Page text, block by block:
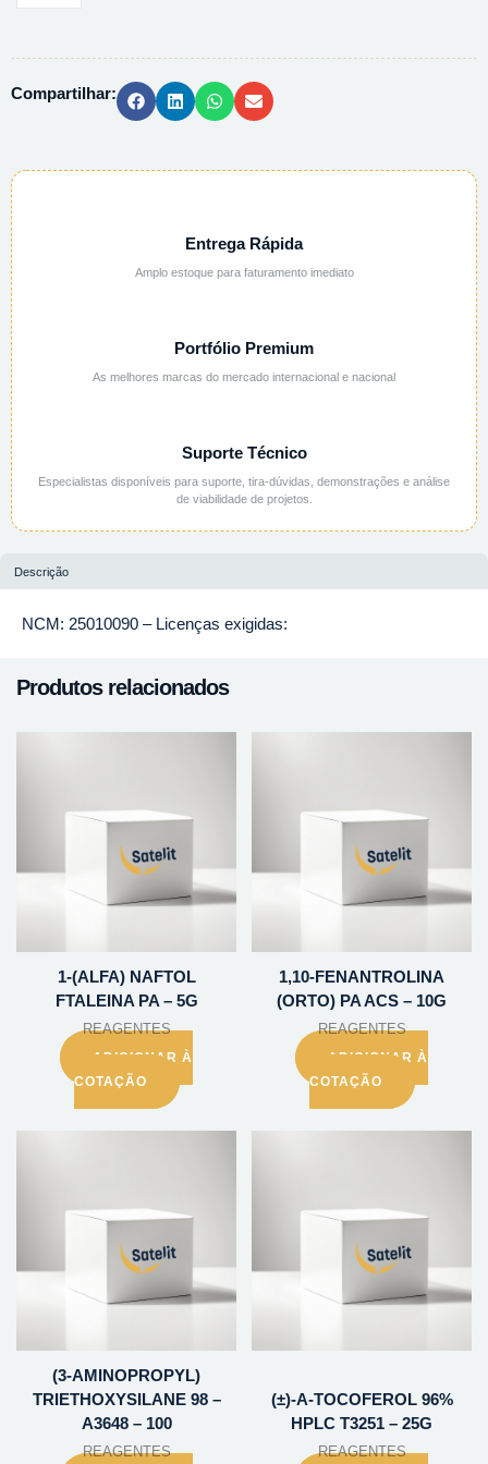
PA
100G
quantidade
Compartilhar:
Entrega Rápida
Amplo estoque para faturamento imediato
Portfólio Premium
As melhores marcas do mercado internacional e nacional
Suporte Técnico
Especialistas disponíveis para suporte, tira-dúvidas, demonstrações e análise
de viabilidade de projetos.
Descrição
NCM: 25010090 – Licenças exigidas:
Produtos relacionados
1-(ALFA) NAFTOL
FTALEINA PA – 5G
REAGENTES
ADICIONAR À
COTAÇÃO
1,10-FENANTROLINA
(ORTO) PA ACS – 10G
REAGENTES
ADICIONAR À
COTAÇÃO
(3-AMINOPROPYL)
TRIETHOXYSILANE 98 –
A3648 – 100
REAGENTES
(±)-A-TOCOFEROL 96%
HPLC T3251 – 25G
REAGENTES